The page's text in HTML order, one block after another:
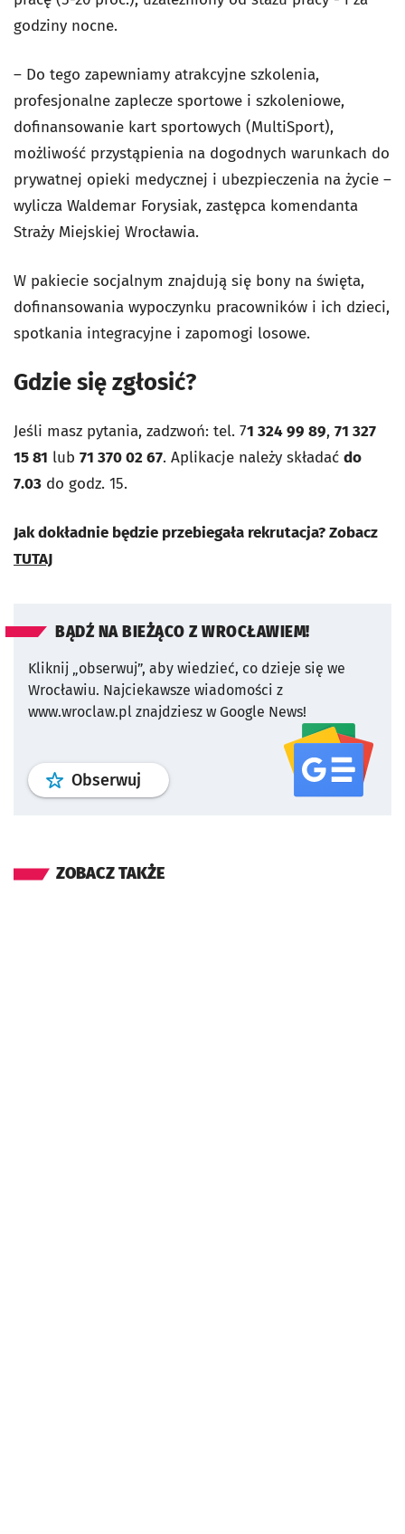
godziny nocne.
– Do tego zapewniamy atrakcyjne szkolenia,
profesjonalne zaplecze sportowe i szkoleniowe,
dofinansowanie kart sportowych (MultiSport),
możliwość przystąpienia na dogodnych warunkach do
prywatnej opieki medycznej i ubezpieczenia na życie –
wylicza Waldemar Forysiak, zastępca komendanta
Straży Miejskiej Wrocławia.
W pakiecie socjalnym znajdują się bony na święta,
dofinansowania wypoczynku pracowników i ich dzieci,
spotkania integracyjne i zapomogi losowe.
Gdzie się zgłosić?
Jeśli masz pytania, zadzwoń: tel. 71 324 99 89, 71 327
15 81 lub 71 370 02 67. Aplikacje należy składać do
7.03 do godz. 15.
Jak dokładnie będzie przebiegała rekrutacja? Zobacz
TUTAJ
BĄDŹ NA BIEŻĄCO Z WROCŁAWIEM!
Kliknij „obserwuj”, aby wiedzieć, co dzieje się we
Wrocławiu. Najciekawsze wiadomości z
www.wroclaw.pl znajdziesz w Google News!
Obserwuj profil serwisu
ZOBACZ TAKŻE